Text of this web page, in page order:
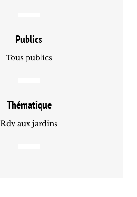
Publics
Tous publics
Thématique
Rdv aux jardins